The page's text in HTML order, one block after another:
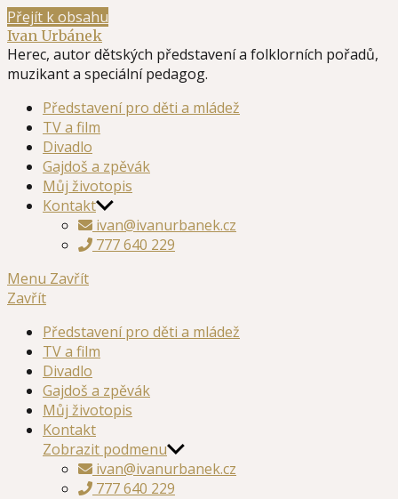
Přejít k obsahu
Ivan Urbánek
Herec, autor dětských představení a folklorních pořadů,
muzikant a speciální pedagog.
Představení pro děti a mládež
TV a film
Divadlo
Gajdoš a zpěvák
Můj životopis
Kontakt
ivan@ivanurbanek.cz
777 640 229
Menu Zavřít
Zavřít
Představení pro děti a mládež
TV a film
Divadlo
Gajdoš a zpěvák
Můj životopis
Kontakt
Zobrazit podmenu
ivan@ivanurbanek.cz
777 640 229